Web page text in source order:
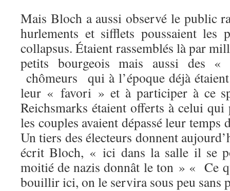
Mais Bloch a aussi observé le public
hurlements et sifflets poussaient les
collapsus. Étaient rassemblés là par
petits bourgeois mais aussi des
chômeurs qui à l’époque déjà
leur « favori » et à participer à ce
Reichsmarks étaient offerts à celui
les couples avaient dépassé leur temps
Un tiers des électeurs donnent
écrit Bloch, « ici dans la salle il se
moitié de nazis donnât le ton » « Ce
bouillir ici, on le servira sous peu sans